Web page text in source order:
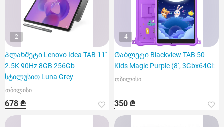
2
Პლანშეტი Lenovo Idea TAB 11''
2.5K 90Hz 8GB 256Gb
სტილუსით Luna Grey
თბილისი
678 ₾
4
Ტაბლეტი Blackview TAB 50
Kids Magic Purple (8'', 3Gbx64Gb)
თბილისი
350 ₾